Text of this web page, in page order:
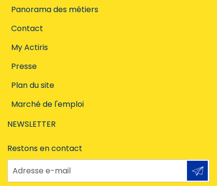
Panorama des métiers
Contact
My Actiris
Presse
Plan du site
Marché de l'emploi
NEWSLETTER
Restons en contact
Adresse e-mail